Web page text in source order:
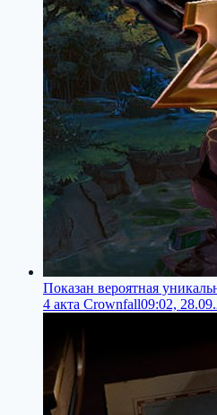
Показан вероятная
4 акта Crownfall09:02,